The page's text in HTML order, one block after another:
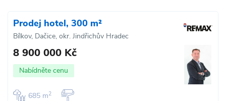
Prodej hotel, 300 m²
Bílkov, Dačice, okr. Jindřichův Hradec
8 900 000 Kč
Nabídněte cenu
685 m2